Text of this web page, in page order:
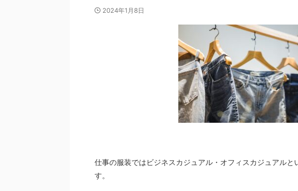
2024年1月8日
仕事の服装ではビジネスカジュアル・オフィスカジュアルと
す。